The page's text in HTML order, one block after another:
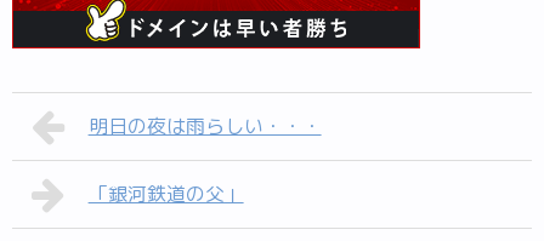
明日の夜は雨らしい・・・
「銀河鉄道の父」